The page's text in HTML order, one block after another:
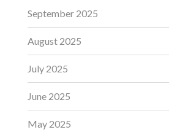
September 2025
August 2025
July 2025
June 2025
May 2025